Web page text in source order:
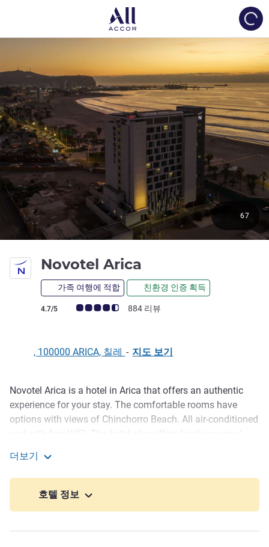
Novotel Arica
가족 여행에 적합 친환경 인증 획득
고객 평점 (ALL 평가)
4.7/5 884 리뷰
67
, 100000 ARICA, 칠레 - 지도 보기
호텔설명
Novotel Arica is a hotel in Arica that offers an authentic
experience for your stay. The comfortable rooms have
options with views of Chinchorro Beach. All air-conditioned
Mercado restaurant. In addition, take advantage of the bar,
pool, gym and modern rooms for events and business
5-minute drive from Arica-Tacna train station and fishing
더보기
호텔 정보